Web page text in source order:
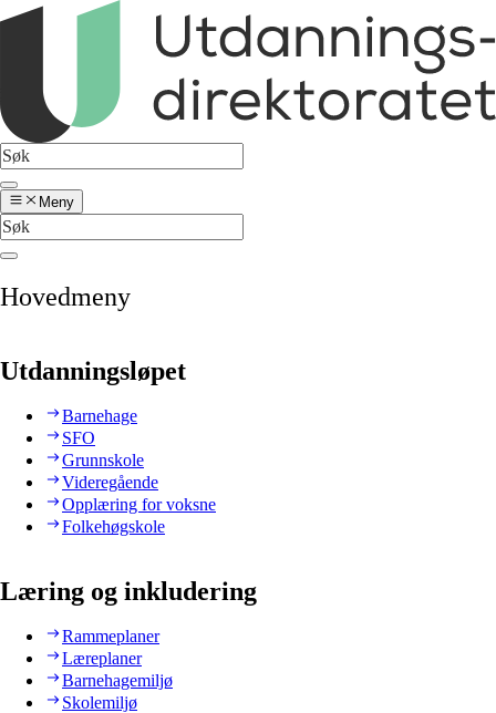
Meny
Hovedmeny
Utdanningsløpet
Barnehage
SFO
Grunnskole
Videregående
Opplæring for voksne
Folkehøgskole
Læring og inkludering
Rammeplaner
Læreplaner
Barnehagemiljø
Skolemiljø